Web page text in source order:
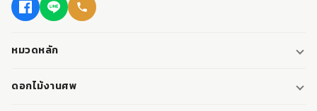
หมวดหลัก
พวงหรีด
ดอกไม้งานศพ